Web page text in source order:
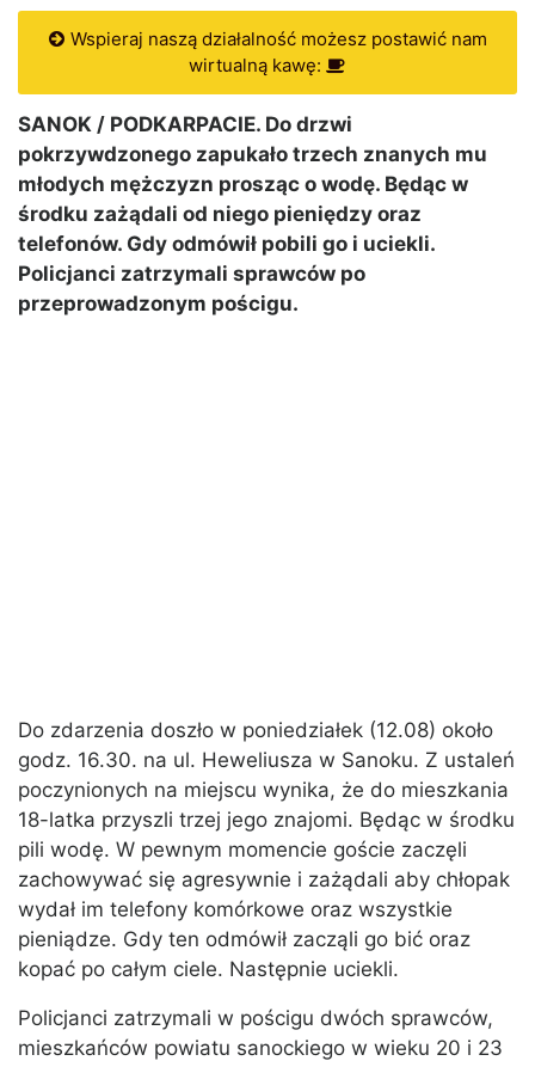
Wspieraj naszą działalność możesz postawić nam
wirtualną kawę:
SANOK / PODKARPACIE. Do drzwi
pokrzywdzonego zapukało trzech znanych mu
młodych mężczyzn prosząc o wodę. Będąc w
środku zażądali od niego pieniędzy oraz
telefonów. Gdy odmówił pobili go i uciekli.
Policjanci zatrzymali sprawców po
przeprowadzonym pościgu.
Do zdarzenia doszło w poniedziałek (12.08) około
godz. 16.30. na ul. Heweliusza w Sanoku. Z ustaleń
poczynionych na miejscu wynika, że do mieszkania
18-latka przyszli trzej jego znajomi. Będąc w środku
pili wodę. W pewnym momencie goście zaczęli
zachowywać się agresywnie i zażądali aby chłopak
wydał im telefony komórkowe oraz wszystkie
pieniądze. Gdy ten odmówił zacząli go bić oraz
kopać po całym ciele. Następnie uciekli.
Policjanci zatrzymali w pościgu dwóch sprawców,
mieszkańców powiatu sanockiego w wieku 20 i 23